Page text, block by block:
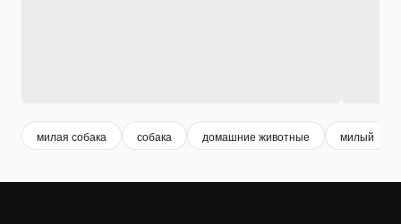
милая собака собака домашние животные милый